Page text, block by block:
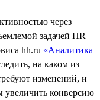
через
задачей HR
hh.ru «Аналитика
на каком из
изменений, и
увеличить конверсию